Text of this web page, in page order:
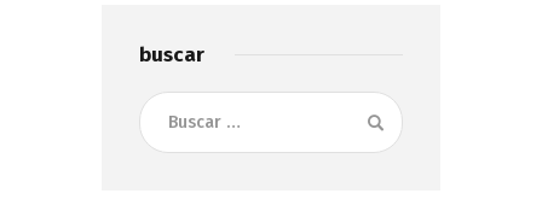
buscar
Buscar: